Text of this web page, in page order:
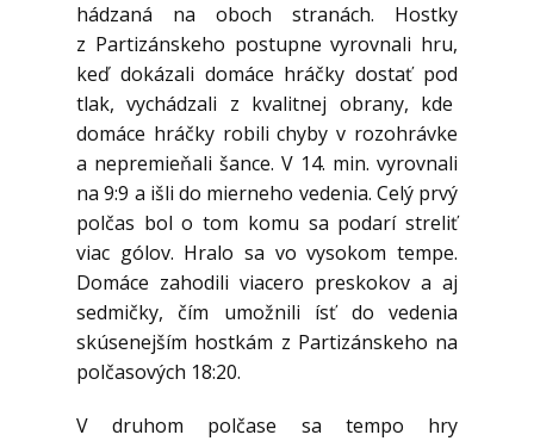
hádzaná na oboch stranách. Hostky
z Partizánskeho postupne vyrovnali hru,
keď dokázali domáce hráčky dostať pod
tlak, vychádzali z kvalitnej obrany, kde
domáce hráčky robili chyby v rozohrávke
a nepremieňali šance. V 14. min. vyrovnali
na 9:9 a išli do mierneho vedenia. Celý prvý
polčas bol o tom komu sa podarí streliť
viac gólov. Hralo sa vo vysokom tempe.
Domáce zahodili viacero preskokov a aj
sedmičky, čím umožnili ísť do vedenia
skúsenejším hostkám z Partizánskeho na
polčasových 18:20.
V druhom polčase sa tempo hry